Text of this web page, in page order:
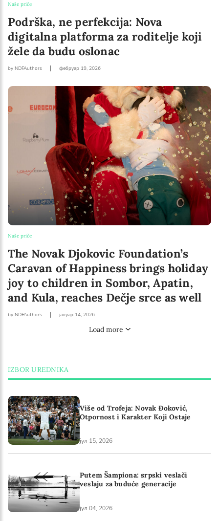
Naše priče
Podrška, ne perfekcija: Nova
digitalna platforma za roditelje koji
žele da budu oslonac
by NDFAuthors фебруар 19, 2026
Naše priče
The Novak Djokovic Foundation’s
Caravan of Happiness brings holiday
joy to children in Sombor, Apatin,
and Kula, reaches Dečje srce as well
by NDFAuthors јануар 14, 2026
Load more
IZBOR UREDNIKA
Više od Trofeja: Novak Đoković,
Otpornost i Karakter Koji Ostaje
јул 15, 2026
Putem Šampiona: srpski veslači
veslaju za buduće generacije
јул 04, 2026